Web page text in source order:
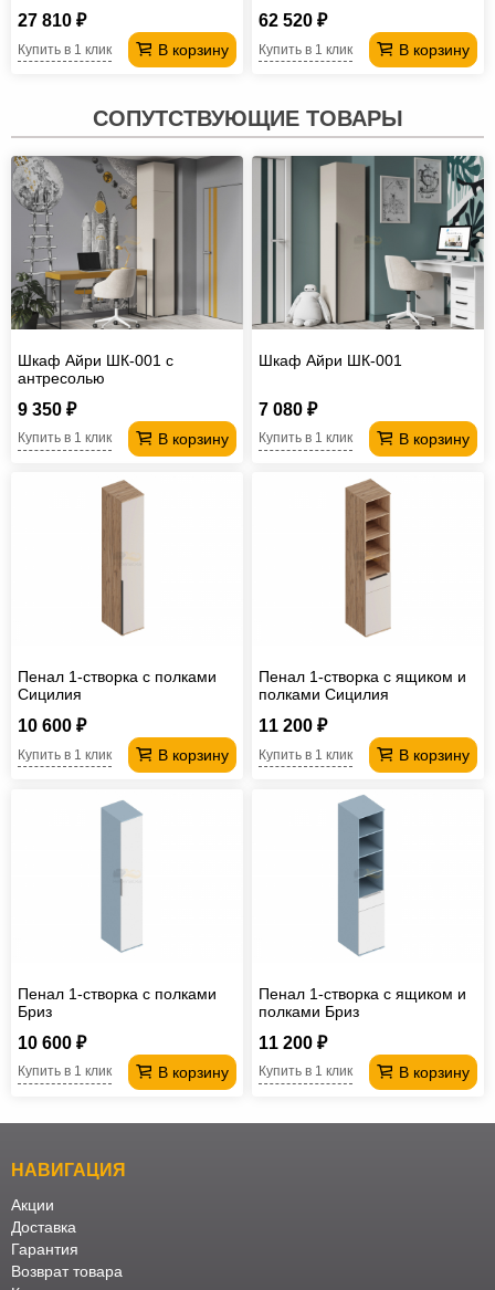
27 810 ₽
В корзину
Купить в 1 клик
62 520 ₽
В корзину
Купить в 1 клик
СОПУТСТВУЮЩИЕ ТОВАРЫ
Шкаф Айри ШК-001 с
антресолью
9 350 ₽
В корзину
Купить в 1 клик
Шкаф Айри ШК-001
7 080 ₽
В корзину
Купить в 1 клик
Пенал 1-створка с полками
Сицилия
10 600 ₽
В корзину
Купить в 1 клик
Пенал 1-створка с ящиком и
полками Сицилия
11 200 ₽
В корзину
Купить в 1 клик
Пенал 1-створка с полками
Бриз
10 600 ₽
В корзину
Купить в 1 клик
Пенал 1-створка с ящиком и
полками Бриз
11 200 ₽
В корзину
Купить в 1 клик
НАВИГАЦИЯ
Акции
Доставка
Гарантия
Возврат товара